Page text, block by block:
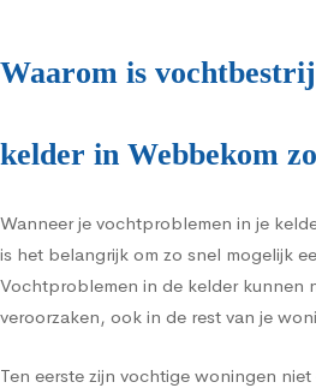
Waarom is
kelder in Webbekom
Wanneer je vochtproblemen in je
is het belangrijk om zo snel mogelijk
Vochtproblemen in de kelder kunnen
veroorzaken, ook in de rest van je
Ten eerste zijn vochtige woningen